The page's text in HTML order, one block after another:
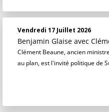
Vendredi 17 Juillet 2026
Benjamin Glaise avec
Clément Beaune, ancien
au plan, est l'invité politique de